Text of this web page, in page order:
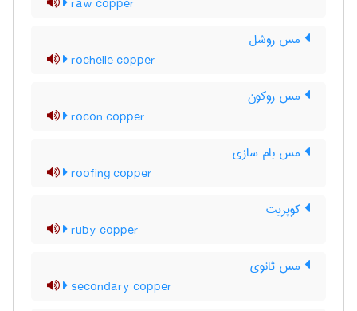
مس روشل
rochelle copper
مس روکون
rocon copper
مس بام سازی
roofing copper
کوپریت
ruby copper
مس ثانوی
secondary copper